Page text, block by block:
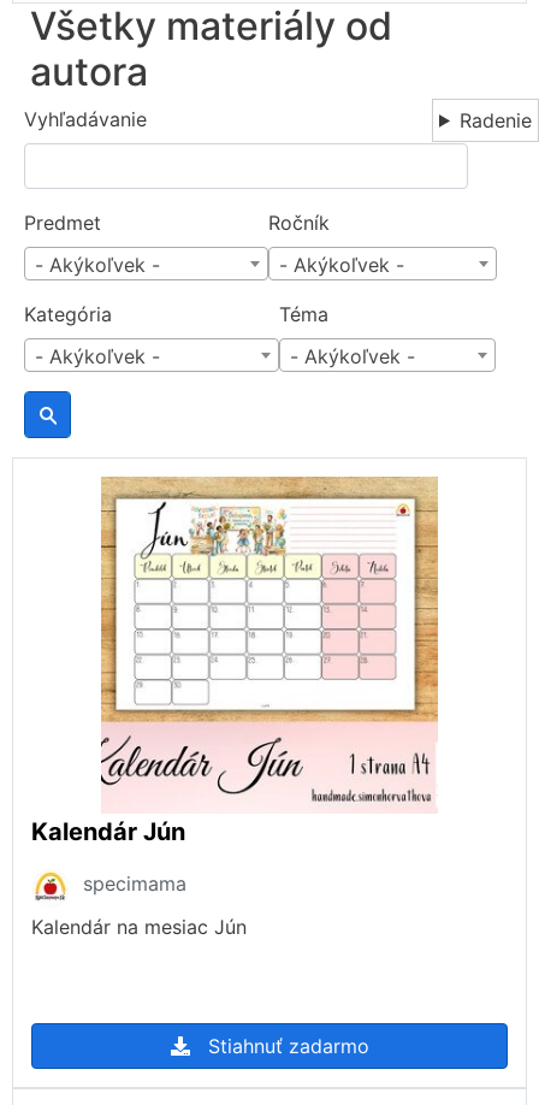
Všetky materiály od
autora
Vyhľadávanie
Predmet
- Akýkoľvek -
Ročník
- Akýkoľvek -
Kategória
- Akýkoľvek -
Téma
- Akýkoľvek -
Radenie
Kalendár Jún
specimama
Kalendár na mesiac Jún
Stiahnuť zadarmo